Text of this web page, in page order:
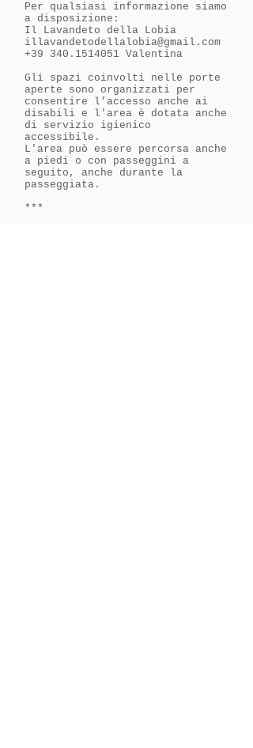
Per qualsiasi informazione siamo
a disposizione:
Il Lavandeto della Lobia
illavandetodellalobia@gmail.com
+39 340.1514051 Valentina
​Gli spazi coinvolti nelle porte
aperte sono organizzati per
consentire l’accesso anche ai
disabili e l'area è dotata anche
di servizio igienico
accessibile.
L'area può essere percorsa anche
a piedi o con passeggini a
seguito, anche durante la
passeggiata.
***